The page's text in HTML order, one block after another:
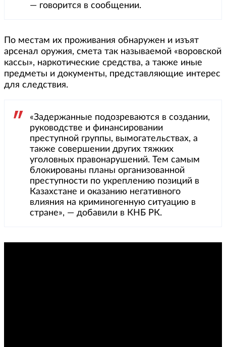
— говорится в сообщении.
По местам их проживания обнаружен и изъят
арсенал оружия, смета так называемой «воровской
кассы», наркотические средства, а также иные
предметы и документы, представляющие интерес
для следствия.
«Задержанные подозреваются в создании,
руководстве и финансировании
преступной группы, вымогательствах, а
также совершении других тяжких
уголовных правонарушений. Тем самым
блокированы планы организованной
преступности по укреплению позиций в
Казахстане и оказанию негативного
влияния на криминогенную ситуацию в
стране», — добавили в КНБ РК.